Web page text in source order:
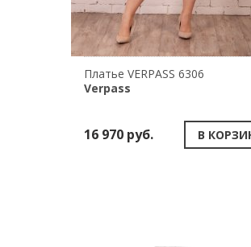
Платье VERPASS 6306
Verpass
16 970 руб. В